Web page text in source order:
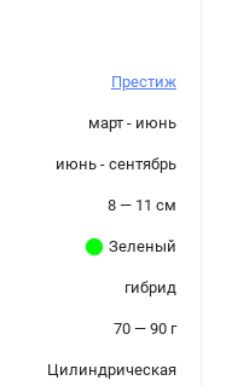
Престиж
март - июнь
июнь - сентябрь
8 — 11 см
Зеленый
гибрид
70 — 90 г
Цилиндрическая